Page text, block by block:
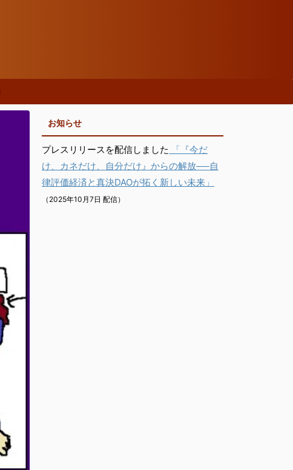
お知らせ
プレスリリースを配信しました
「『今だ
け、カネだけ、自分だけ』からの解放──自
律評価経済と真決DAOが拓く新しい未来」
（2025年10月7日 配信）